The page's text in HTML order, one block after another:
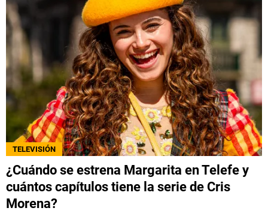
TELEVISIÓN
¿Cuándo se estrena Margarita en Telefe y
cuántos capítulos tiene la serie de Cris
Morena?